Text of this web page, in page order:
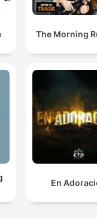
The Morning
En